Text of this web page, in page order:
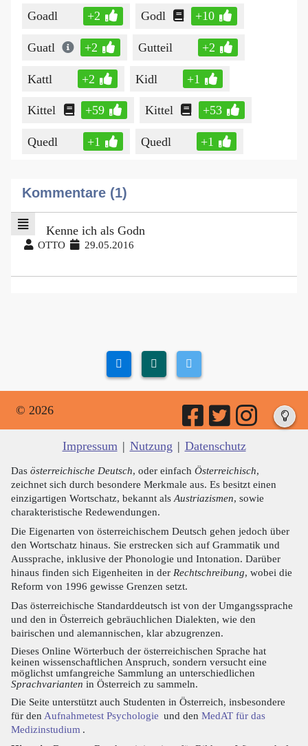
Goadl +2 Godl +10
Guatl +2 Gutteil +2
Kattl +2 Kidl +1
Kittel +59 Kittel +53
Quedl +1 Quedl +1
Kommentare (1)
Kenne ich als Godn
OTTO 29.05.2016
© 2026
Impressum | Nutzung | Datenschutz
Das österreichische Deutsch, oder einfach Österreichisch,
zeichnet sich durch besondere Merkmale aus. Es besitzt einen
einzigartigen Wortschatz, bekannt als Austriazismen, sowie
charakteristische Redewendungen.
Die Eigenarten von österreichischem Deutsch gehen jedoch über
den Wortschatz hinaus. Sie erstrecken sich auf Grammatik und
Aussprache, inklusive der Phonologie und Intonation. Darüber
hinaus finden sich Eigenheiten in der Rechtschreibung, wobei die
Reform von 1996 gewisse Grenzen setzt.
Das österreichische Standarddeutsch ist von der Umgangssprache
und den in Österreich gebräuchlichen Dialekten, wie den
bairischen und alemannischen, klar abzugrenzen.
Dieses Online Wörterbuch der österreichischen Sprache hat
keinen wissenschaftlichen Anspruch, sondern versucht eine
möglichst umfangreiche Sammlung an unterschiedlichen
Sprachvarianten in Österreich zu sammeln.
Die Seite unterstützt auch Studenten in Österreich, insbesondere
für den Aufnahmetest Psychologie und den MedAT für das
Medizinstudium .